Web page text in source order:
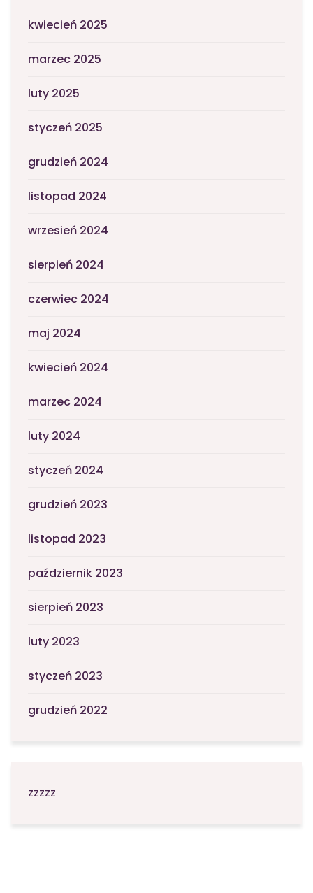
kwiecień 2025
marzec 2025
luty 2025
styczeń 2025
grudzień 2024
listopad 2024
wrzesień 2024
sierpień 2024
czerwiec 2024
maj 2024
kwiecień 2024
marzec 2024
luty 2024
styczeń 2024
grudzień 2023
listopad 2023
październik 2023
sierpień 2023
luty 2023
styczeń 2023
grudzień 2022
zzzzz